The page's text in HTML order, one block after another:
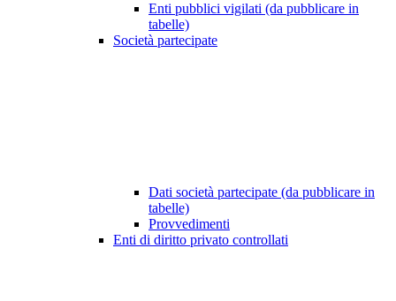
Enti pubblici vigilati (da pubblicare in
tabelle)
Società partecipate
Dati società partecipate (da pubblicare in
tabelle)
Provvedimenti
Enti di diritto privato controllati